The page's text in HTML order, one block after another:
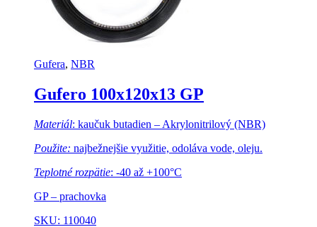
Gufera, NBR
Gufero 100x120x13 GP
Materiál: kaučuk butadien – Akrylonitrilový (NBR)
Použite: najbežnejšie využitie, odoláva vode, oleju.
Teplotné rozpätie: -40 až +100°C
GP – prachovka
SKU: 110040